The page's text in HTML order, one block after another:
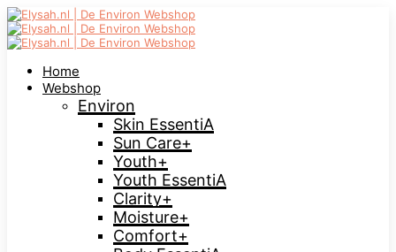
Home
Webshop
Environ
Skin EssentiA
Sun Care+
Youth+
Youth EssentiA
Clarity+
Moisture+
Comfort+